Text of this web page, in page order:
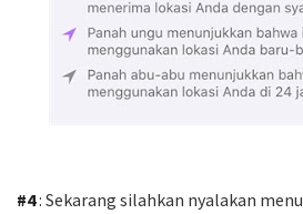
#4: Sekarang silahkan nyalakan menu